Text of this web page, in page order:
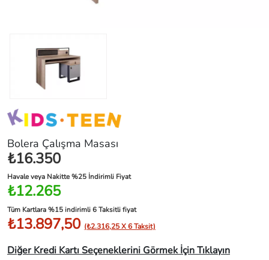
Bolera Çalışma Masası
₺16.350
Havale veya Nakitte %25 İndirimli Fiyat
₺12.265
Tüm Kartlara %15 indirimli 6 Taksitli fiyat
₺13.897,50 (₺2.316,25 X 6 Taksit)
Diğer Kredi Kartı Seçeneklerini Görmek İçin Tıklayın